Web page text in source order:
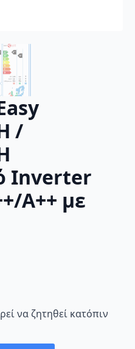
/
Inverter
A++ με
να ζητηθεί κατόπιν